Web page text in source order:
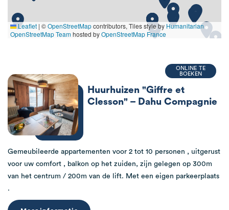
Leaflet | ©OpenStreetMapcontributors, Tiles style by Humanitarian
OpenStreetMap Teamhosted byOpenStreetMap France
Huurhuizen "Giffre et
Clesson" – Dahu Compagnie
ONLINE TE
BOEKEN
Gemeubileerde appartementen voor 2 tot 10 personen , uitgerust
voor uw comfort , balkon op het zuiden, zijn gelegen op 300m
van het centrum / 200m van de lift. Met een eigen parkeerplaats
.